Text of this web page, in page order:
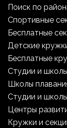
Поиск по
Спортивные
Бесплатные
Детские
Бесплатные
Студии и
Школы
Студии и
Центры
Кружки и